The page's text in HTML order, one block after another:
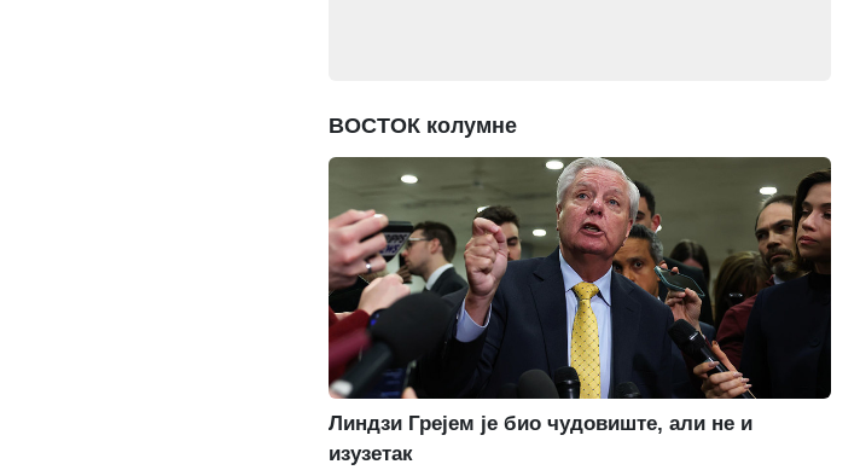
ВОСТОК колумне
Линдзи Грејем је био чудовиште, али не и
изузетак